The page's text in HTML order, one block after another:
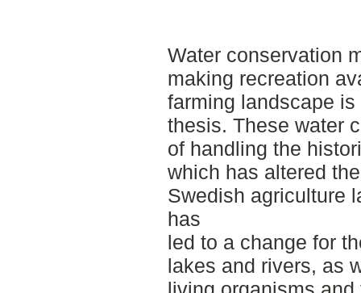
Water conservation
making recreation
farming landscape
thesis. These water
of handling the
which has altered
Swedish agriculture
has
led to a change for
lakes and rivers, as